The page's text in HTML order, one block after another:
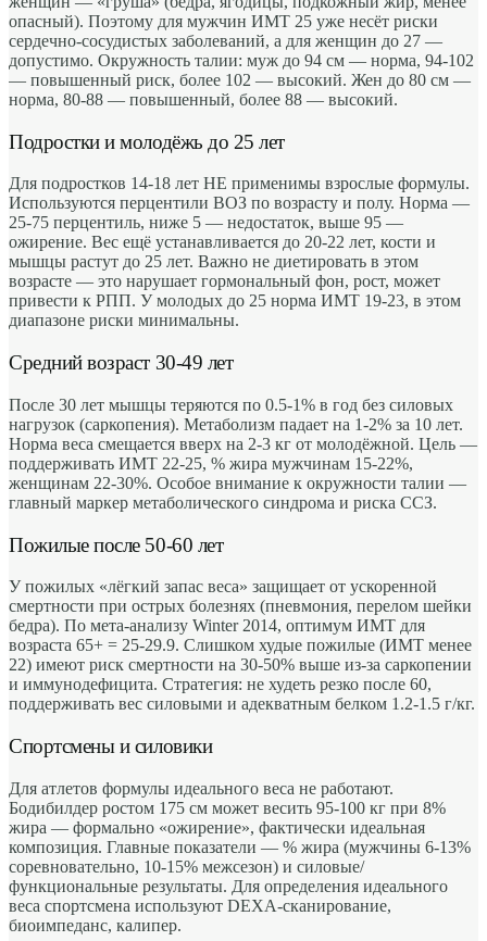
опасный). Поэтому для мужчин ИМТ 25 уже несёт риски
сердечно-сосудистых заболеваний, а для женщин до 27 —
допустимо. Окружность талии: муж до 94 см — норма, 94-102
— повышенный риск, более 102 — высокий. Жен до 80 см —
норма, 80-88 — повышенный, более 88 — высокий.
Подростки и молодёжь до 25 лет
Для подростков 14-18 лет НЕ применимы взрослые формулы.
Используются перцентили ВОЗ по возрасту и полу. Норма —
25-75 перцентиль, ниже 5 — недостаток, выше 95 —
ожирение. Вес ещё устанавливается до 20-22 лет, кости и
мышцы растут до 25 лет. Важно не диетировать в этом
возрасте — это нарушает гормональный фон, рост, может
привести к РПП. У молодых до 25 норма ИМТ 19-23, в этом
диапазоне риски минимальны.
Средний возраст 30-49 лет
После 30 лет мышцы теряются по 0.5-1% в год без силовых
нагрузок (саркопения). Метаболизм падает на 1-2% за 10 лет.
Норма веса смещается вверх на 2-3 кг от молодёжной. Цель —
поддерживать ИМТ 22-25, % жира мужчинам 15-22%,
женщинам 22-30%. Особое внимание к окружности талии —
главный маркер метаболического синдрома и риска ССЗ.
Пожилые после 50-60 лет
У пожилых «лёгкий запас веса» защищает от ускоренной
смертности при острых болезнях (пневмония, перелом шейки
бедра). По мета-анализу Winter 2014, оптимум ИМТ для
возраста 65+ = 25-29.9. Слишком худые пожилые (ИМТ менее
22) имеют риск смертности на 30-50% выше из-за саркопении
и иммунодефицита. Стратегия: не худеть резко после 60,
поддерживать вес силовыми и адекватным белком 1.2-1.5 г/кг.
Спортсмены и силовики
Для атлетов формулы идеального веса не работают.
Бодибилдер ростом 175 см может весить 95-100 кг при 8%
жира — формально «ожирение», фактически идеальная
композиция. Главные показатели — % жира (мужчины 6-13%
соревновательно, 10-15% межсезон) и силовые/
функциональные результаты. Для определения идеального
веса спортсмена используют DEXA-сканирование,
биоимпеданс, калипер.